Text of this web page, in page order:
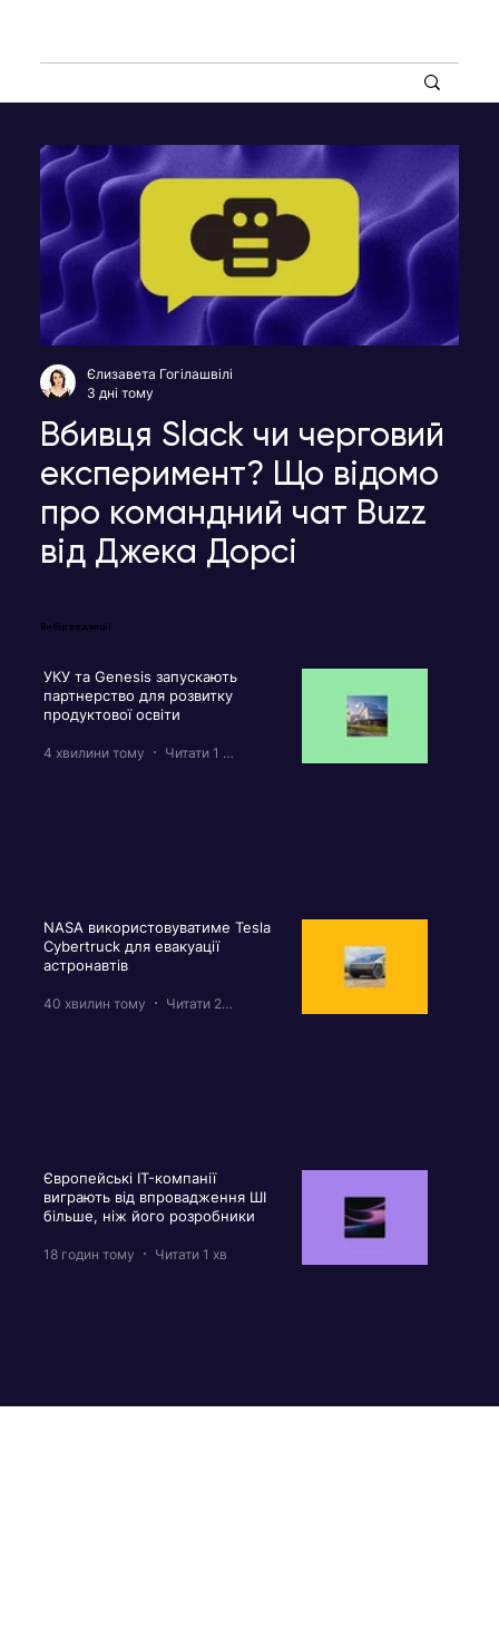
Вбивця Slack чи черговий
експеримент? Що відомо
про командний чат Buzz
від Джека Дорсі
Єлизавета Гогілашвілі
3 дні тому
Вибір редакції
УКУ та Genesis запускають
партнерство для розвитку
продуктової освіти
4 хвилини тому Читати 1 хв
NASA використовуватиме Tesla
Cybertruck для евакуації
астронавтів
40 хвилин тому Читати 2 хв
Європейські IT-компанії
виграють від впровадження ШІ
більше, ніж його розробники
18 годин тому Читати 1 хв